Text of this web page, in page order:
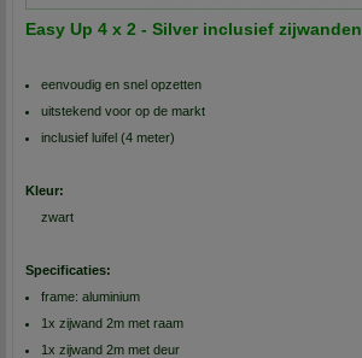
Easy Up 4 x 2 - Silver inclusief zijwanden
eenvoudig en snel opzetten
uitstekend voor op de markt
inclusief luifel (4 meter)
Kleur:
zwart
Specificaties:
frame: aluminium
1x zijwand 2m met raam
1x zijwand 2m met deur